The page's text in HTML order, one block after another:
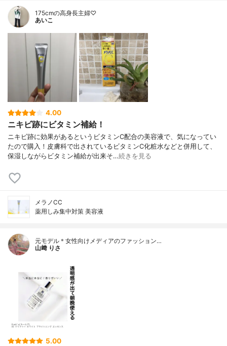
175cmの高身長主婦♡
あいこ
4.00
ニキビ跡にビタミン補給！
ニキビ跡に効果があるというビタミンC配合の美容液で、気になってい
たので購入！皮膚科で出されているビタミンC化粧水などと併用して、
保湿しながらビタミン補給が出来そ…続きを見る
メラノCC
薬用しみ集中対策 美容液
元モデル＊女性向けメディアのファッション…
山﨑 りさ
5.00